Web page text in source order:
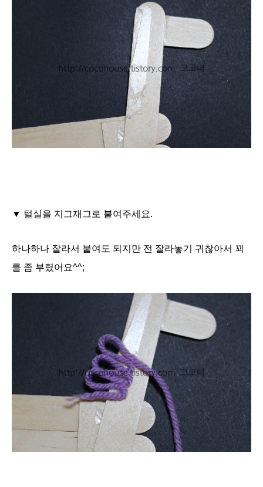
▼ 털실을 지그재그로 붙여주세요.
하나하나 잘라서 붙여도 되지만 전 잘라놓기 귀찮아서 꾀
를 좀 부렸어요^^;